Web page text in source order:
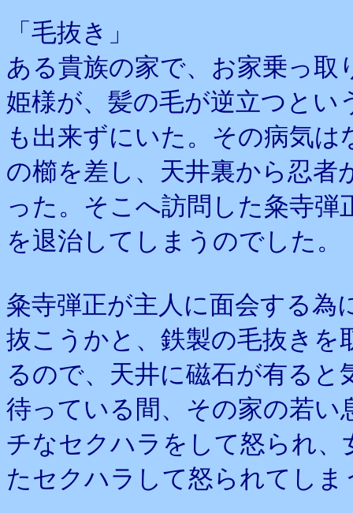
「毛抜き」
ある貴族の家で、お家乗っ
姫様が、髪の毛が逆立つと
も出来ずにいた。その病気
の櫛を差し、天井裏から忍
った。そこへ訪問した粂寺
を退治してしまうのでした。
粂寺弾正が主人に面会する為
抜こうかと、鉄製の毛抜きを
るので、天井に磁石が有ると
待っている間、その家の若
チなセクハラをして怒られ
たセクハラして怒られてし